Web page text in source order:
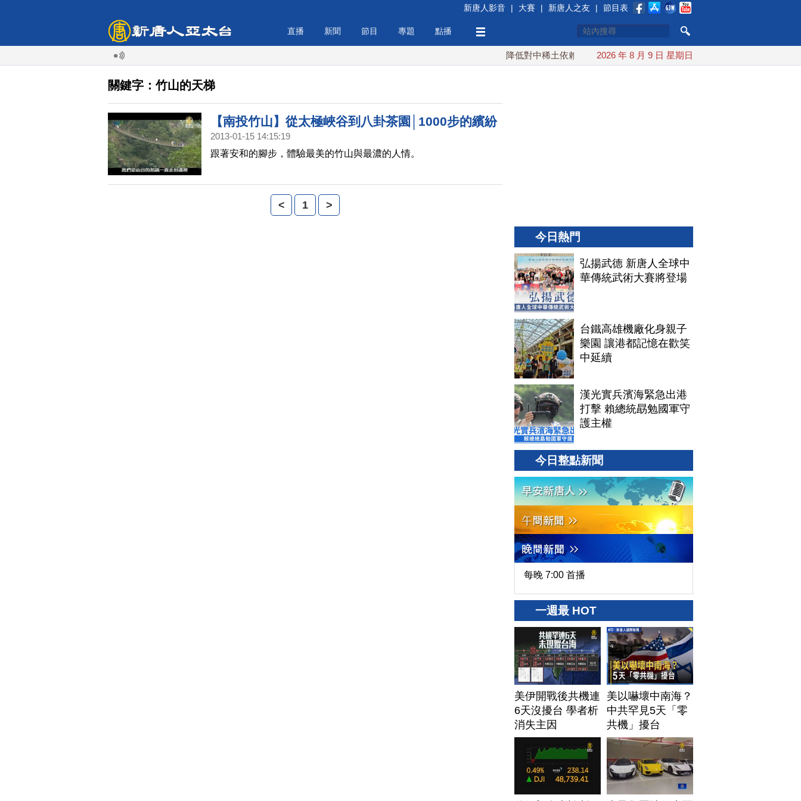
新唐人影音 | 大賽 | 新唐人之友 | 節目表
直播 新聞 節目 專題 點播
降低對中稀土依賴 川普宣布礦業投資20億美元
2026 年 8 月 9 日 星期日
關鍵字：竹山的天梯
【南投竹山】從太極峽谷到八卦茶園│1000步的繽紛
臺灣(31)
2013-01-15 14:15:19
跟著安和的腳步，體驗最美的竹山與最濃的人情。
< 1 >
今日熱門
弘揚武德 新唐人全球中
華傳統武術大賽將登場
台鐵高雄機廠化身親子
樂園 讓港都記憶在歡笑
中延續
漢光實兵濱海緊急出港
打擊 賴總統勗勉國軍守
護主權
今日整點新聞
每晚 7:00 首播
一週最 HOT
美伊開戰後共機連
6天沒擾台 學者析
消失主因
美以嚇壞中南海？
中共罕見5天「零
共機」擾台